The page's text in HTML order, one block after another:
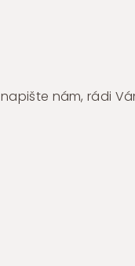
nám, rádi